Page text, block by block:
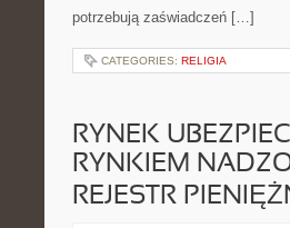
potrzebują zaświadczeń […]
CATEGORIES: RELIGIA
RYNEK
RYNKIEM
REJESTR